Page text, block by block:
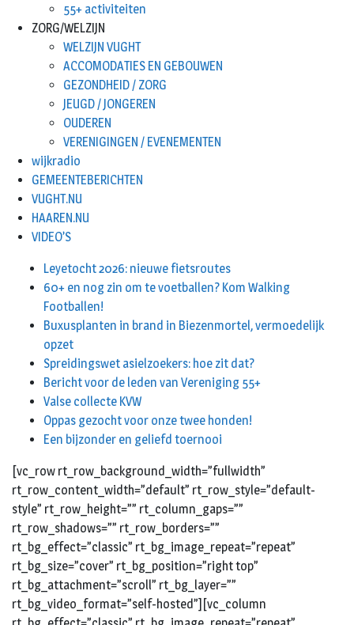
55+ activiteiten
ZORG/WELZIJN
WELZIJN VUGHT
ACCOMODATIES EN GEBOUWEN
GEZONDHEID / ZORG
JEUGD / JONGEREN
OUDEREN
VERENIGINGEN / EVENEMENTEN
wijkradio
GEMEENTEBERICHTEN
VUGHT.NU
HAAREN.NU
VIDEO’S
Leyetocht 2026: nieuwe fietsroutes
60+ en nog zin om te voetballen? Kom Walking
Footballen!
Buxusplanten in brand in Biezenmortel, vermoedelijk
opzet
Spreidingswet asielzoekers: hoe zit dat?
Bericht voor de leden van Vereniging 55+
Valse collecte KVW
Oppas gezocht voor onze twee honden!
Een bijzonder en geliefd toernooi
[vc_row rt_row_background_width=”fullwidth”
rt_row_content_width=”default” rt_row_style=”default-
style” rt_row_height=”” rt_column_gaps=””
rt_row_shadows=”” rt_row_borders=””
rt_bg_effect=”classic” rt_bg_image_repeat=”repeat”
rt_bg_size=”cover” rt_bg_position=”right top”
rt_bg_attachment=”scroll” rt_bg_layer=””
rt_bg_video_format=”self-hosted”][vc_column